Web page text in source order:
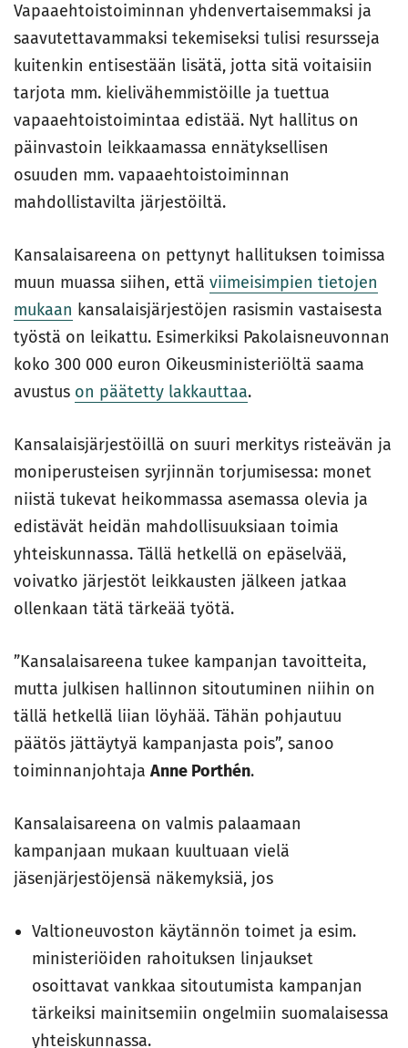
Vapaaehtoistoiminnan yhdenvertaisemmaksi ja
saavutettavammaksi tekemiseksi tulisi resursseja
kuitenkin entisestään lisätä, jotta sitä voitaisiin
tarjota mm. kielivähemmistöille ja tuettua
vapaaehtoistoimintaa edistää. Nyt hallitus on
päinvastoin leikkaamassa ennätyksellisen
osuuden mm. vapaaehtoistoiminnan
mahdollistavilta järjestöiltä.
Kansalaisareena on pettynyt hallituksen toimissa
muun muassa siihen, että viimeisimpien tietojen
mukaan kansalaisjärjestöjen rasismin vastaisesta
työstä on leikattu. Esimerkiksi Pakolaisneuvonnan
koko 300 000 euron Oikeusministeriöltä saama
avustus on päätetty lakkauttaa.
Kansalaisjärjestöillä on suuri merkitys risteävän ja
moniperusteisen syrjinnän torjumisessa: monet
niistä tukevat heikommassa asemassa olevia ja
edistävät heidän mahdollisuuksiaan toimia
yhteiskunnassa. Tällä hetkellä on epäselvää,
voivatko järjestöt leikkausten jälkeen jatkaa
ollenkaan tätä tärkeää työtä.
”Kansalaisareena tukee kampanjan tavoitteita,
mutta julkisen hallinnon sitoutuminen niihin on
tällä hetkellä liian löyhää. Tähän pohjautuu
päätös jättäytyä kampanjasta pois”, sanoo
toiminnanjohtaja Anne Porthén.
Kansalaisareena on valmis palaamaan
kampanjaan mukaan kuultuaan vielä
jäsenjärjestöjensä näkemyksiä, jos
Valtioneuvoston käytännön toimet ja esim.
ministeriöiden rahoituksen linjaukset
osoittavat vankkaa sitoutumista kampanjan
tärkeiksi mainitsemiin ongelmiin suomalaisessa
yhteiskunnassa.